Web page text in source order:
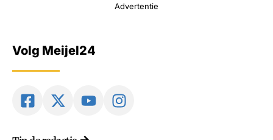
Advertentie
Volg Meijel24